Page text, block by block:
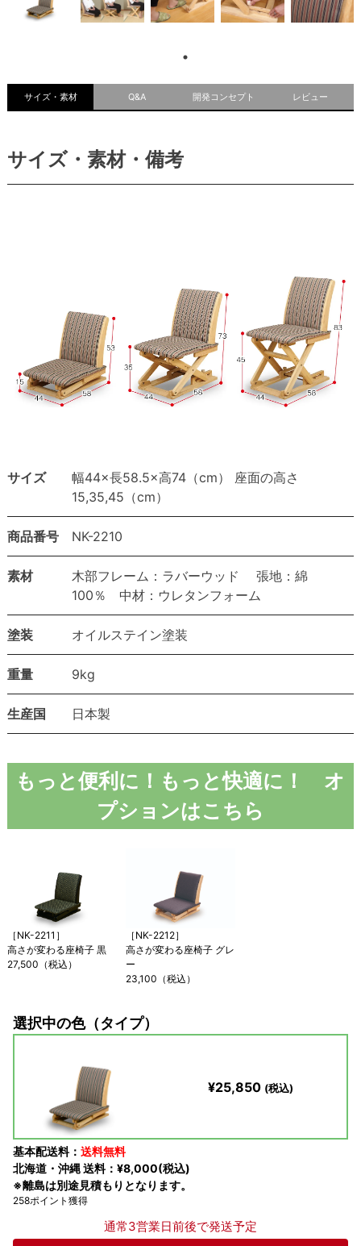
サイズ・素材 Q&A 開発コンセプト レビュー
サイズ・素材・備考
サイズ
幅44×長58.5×高74（cm） 座面の高さ
15,35,45（cm）
商品番号 NK-2210
素材
木部フレーム：ラバーウッド 張地：綿
100％ 中材：ウレタンフォーム
塗装 オイルステイン塗装
重量 9kg
生産国 日本製
もっと便利に！もっと快適に！ オ
プションはこちら
［NK-2211］
高さが変わる座椅子 黒
27,500（税込）
［NK-2212］
高さが変わる座椅子 グレ
ー
23,100（税込）
選択中の色（タイプ）
¥25,850 (税込)
基本配送料： 送料無料
北海道・沖縄 送料：¥8,000(税込)
※離島は別途見積もりとなります。
258ポイント獲得
通常3営業日前後で発送予定